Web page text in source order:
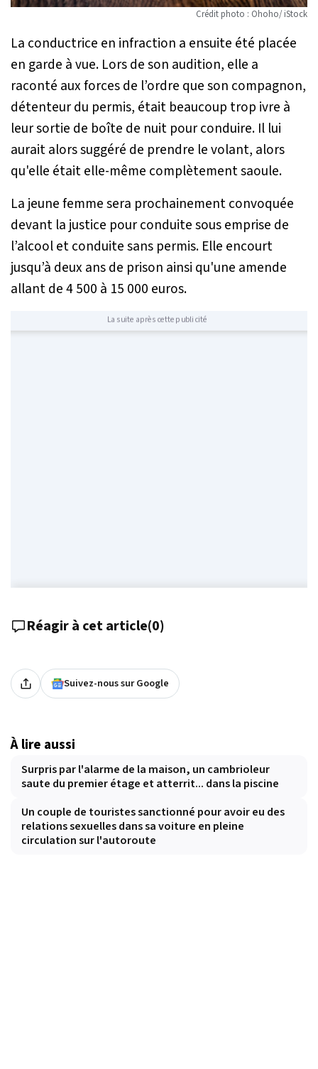
Crédit photo : Ohoho/ iStock
La conductrice en infraction a ensuite été placée
en garde à vue. Lors de son audition, elle a
raconté aux forces de l’ordre que son compagnon,
détenteur du permis, était beaucoup trop ivre à
leur sortie de boîte de nuit pour conduire. Il lui
aurait alors suggéré de prendre le volant, alors
qu'elle était elle-même complètement saoule.
La jeune femme sera prochainement convoquée
devant la justice pour conduite sous emprise de
l’alcool et conduite sans permis. Elle encourt
jusqu’à deux ans de prison ainsi qu'une amende
allant de 4 500 à 15 000 euros.
La suite après cette publicité
Réagir à cet article(0)
Suivez-nous sur Google
À lire aussi
Surpris par l'alarme de la maison, un cambrioleur
saute du premier étage et atterrit... dans la piscine
Un couple de touristes sanctionné pour avoir eu des
relations sexuelles dans sa voiture en pleine
circulation sur l'autoroute